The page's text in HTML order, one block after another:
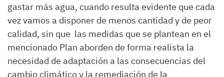
gastar más agua, cuando resulta evidente que cada
vez vamos a disponer de menos cantidad y de peor
calidad, sin que las medidas que se plantean en el
mencionado Plan aborden de forma realista la
necesidad de adaptación a las consecuencias del
cambio climático y la remediación de la